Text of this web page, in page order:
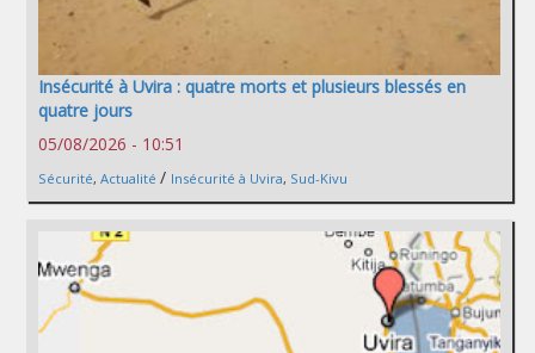
Insécurité à Uvira : quatre morts et plusieurs blessés en
quatre jours
05/08/2026 - 10:51
Sécurité, Actualité / Insécurité à Uvira, Sud-Kivu